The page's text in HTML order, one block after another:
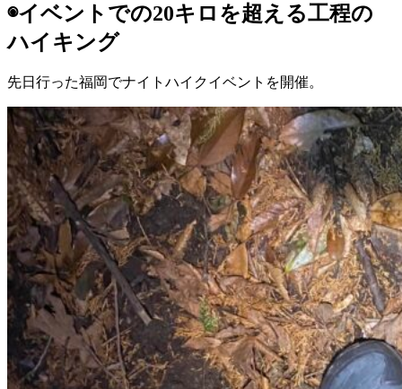
◉イベントでの20キロを超える工程の
ハイキング
先日行った福岡でナイトハイクイベントを開催。